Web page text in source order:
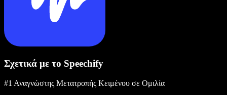
Σχετικά με το Speechify
#1 Αναγνώστης Μετατροπής Κειμένου σε Ομιλία